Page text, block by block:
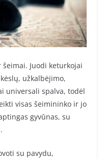
Juodi keturkojai
užkalbėjimo,
universali spalva, todėl
visas šeimininko ir jo
gyvūnas, su
su pavydu,